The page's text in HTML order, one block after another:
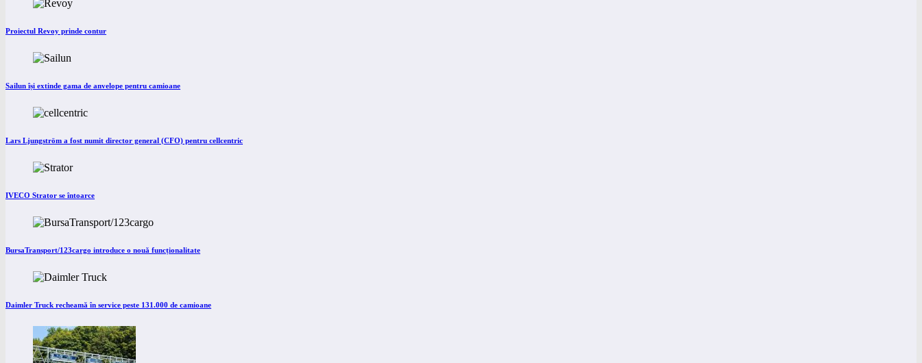
Proiectul Revoy prinde contur
Sailun își extinde gama de anvelope pentru camioane
Lars Ljungström a fost numit director general (CFO) pentru cellcentric
IVECO Strator se întoarce
BursaTransport/123cargo introduce o nouă funcționalitate
Daimler Truck recheamă în service peste 131.000 de camioane